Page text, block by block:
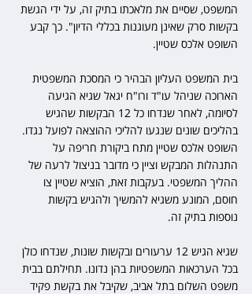
המשפט, שסיים את מלאכתו בתיק זה, על ידי הגשת
בקשות סרק שאינן מעוגנות בכללי הדיון". כך קבע
השופט אלכס שטיין.
בית המשפט העליון הבהיר כי המסכת המשפטית
הארוכה שניהל עו"ד ורו"ח יגאל שגיא הגיעה
לסיומה, לאחר שנדחו כל 12 הבקשות שהגיש
בהליכים שונים שנגעו להליכי ההוצאה לפועל נגדו.
השופט אלכס שטיין מתח ביקורת חריפה על
התנהלות המבקש וציין כי מדובר בניצול לרעה של
ההליך המשפטי. בעקבות זאת, הוציא שטיין צו
חוסם, המונע משגיא להמשיך ולהגיש בקשות
נוספות בתיק זה.
שגיא הגיש 12 ערעורים ובקשות שונות, שנדחו כולן
בכל הערכאות המשפטיות בהן נדונו. תחילתם בבית
משפט השלום בתל אביב, שקיבל את בקשת פקיד